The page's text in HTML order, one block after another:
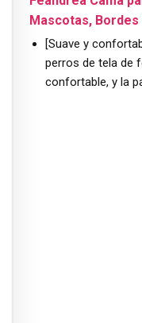
Mascotas,
[Suave y
perros de tela de
confortable, y la